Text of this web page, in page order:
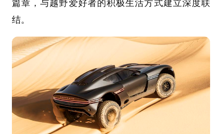
篇章，与越野爱好者的积极生活方式建立深度联
结。